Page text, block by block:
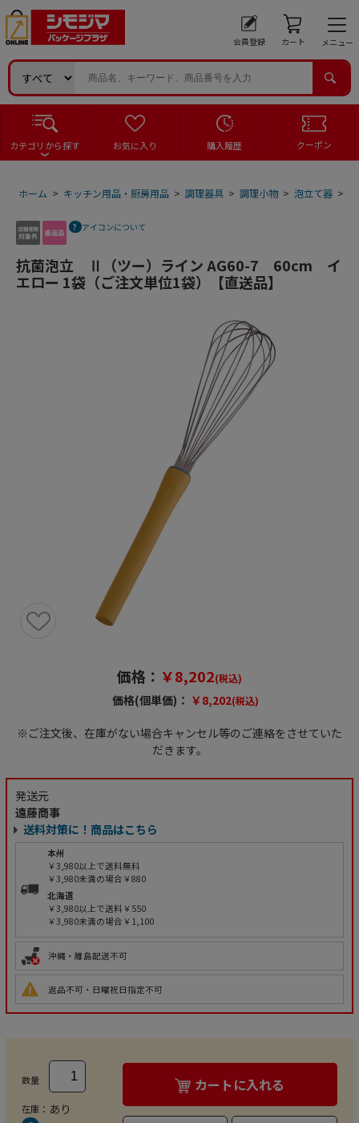
会員登録 カート メニュー
カテゴリから探す お気に入り 購入履歴 クーポン
ホーム > キッチン用品・厨房用品 > 調理器具 > 調理小物 > 泡立て器 >
アイコンについて
抗菌泡立 Ⅱ（ツー）ライン AG60-7 60cm イ
エロー 1袋（ご注文単位1袋）【直送品】
価格： ￥8,202(税込)
価格(個単価)： ￥8,202(税込)
※ご注文後、在庫がない場合キャンセル等のご連絡をさせていた
だきます。
発送元
遠藤商事
送料対策に！商品はこちら
本州
￥3,980以上で送料無料
￥3,980未満の場合￥880
北海道
￥3,980以上で送料￥550
￥3,980未満の場合￥1,100
沖縄・離島配送不可
返品不可・日曜祝日指定不可
数量
在庫： あり
カートに入れる